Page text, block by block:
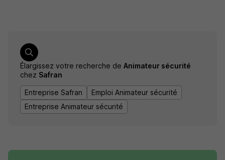
Élargissez votre recherche de Animateur sécurité
chez Safran
Entreprise Safran
Emploi Animateur sécurité
Entreprise Animateur sécurité